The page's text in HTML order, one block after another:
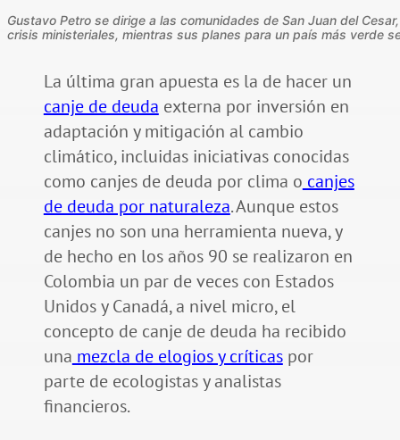
Gustavo Petro se dirige a las comunidades de San Juan del
crisis ministeriales, mientras sus planes para un país más verde
La última gran apuesta es la de hacer un
canje de deuda externa por inversión en
adaptación y mitigación al cambio
climático, incluidas iniciativas conocidas
como canjes de deuda por clima o canjes
de deuda por naturaleza. Aunque estos
canjes no son una herramienta nueva, y
de hecho en los años 90 se realizaron en
Colombia un par de veces con Estados
Unidos y Canadá, a nivel micro, el
concepto de canje de deuda ha recibido
una mezcla de elogios y críticaspor
parte de ecologistas y analistas
financieros.